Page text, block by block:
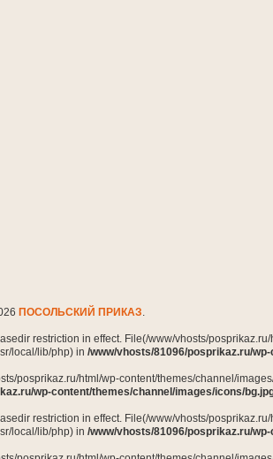
ПОСОЛЬСКИЙ ПРИКАЗ.
restriction in effect. File(/www/vhosts/
local/lib/php) in /www/vhosts/81096/posprikaz.ru/
posprikaz.ru/html/wp-content/themes/channel/
wp-content/themes/channel/images/icons/
restriction in effect. File(/www/vhosts/
local/lib/php) in /www/vhosts/81096/posprikaz.ru/